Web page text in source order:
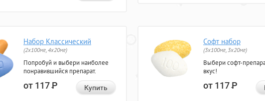
Набор Классический
(2x100мг, 4x20мг)
Попробуй и выбери наиболее
понравившийся препарат.
от 117Р Купить
Софт набор
(3x100мг, 3x20мг)
Выбери софт-
вкус!
от 117Р